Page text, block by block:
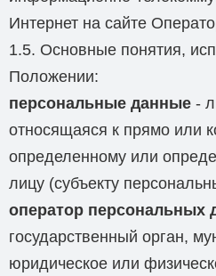
Интернет на сайте
1.5. Основные понятия,
Положении:
персональные данные -
относящаяся к прямо или
определенному или
лицу (субъекту
оператор персональных
государственный орган,
юридическое или